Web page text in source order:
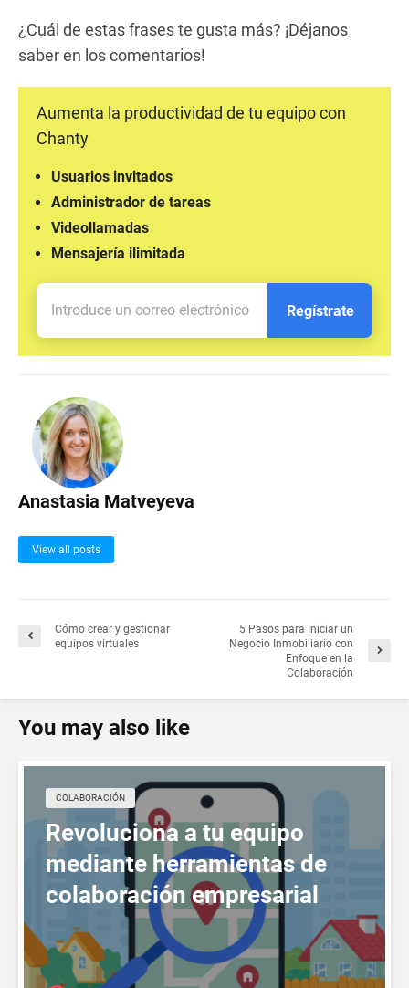
¿Cuál de estas frases te gusta más? ¡Déjanos
saber en los comentarios!
Aumenta la productividad de tu equipo con
Chanty
Mensajería ilimitada
Videollamadas
Administrador de tareas
Usuarios invitados
Regístrate
Anastasia Matveyeva
View all posts
Cómo crear y gestionar
equipos virtuales
5 Pasos para Iniciar un
Negocio Inmobiliario con
Enfoque en la
Colaboración
You may also like
СOLABORACIÓN
Revoluciona a tu equipo
mediante herramientas de
colaboración empresarial